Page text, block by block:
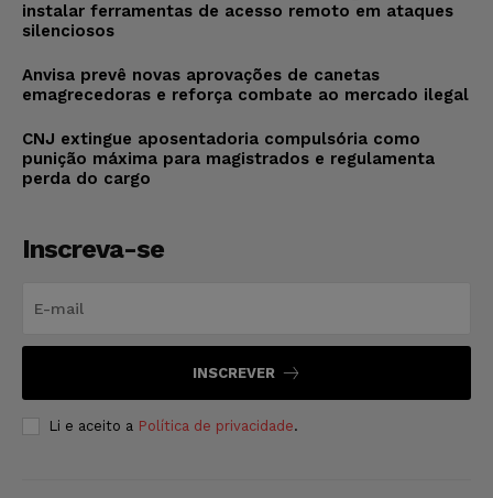
instalar ferramentas de acesso remoto em ataques
silenciosos
Anvisa prevê novas aprovações de canetas
emagrecedoras e reforça combate ao mercado ilegal
CNJ extingue aposentadoria compulsória como
punição máxima para magistrados e regulamenta
perda do cargo
Inscreva-se
INSCREVER
Li e aceito a Política de privacidade.